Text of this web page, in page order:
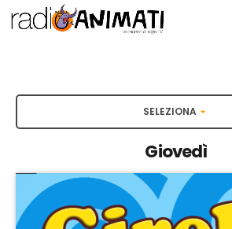
SELEZIONA arrow_drop_down
Giovedì